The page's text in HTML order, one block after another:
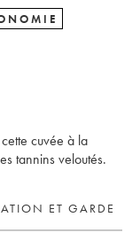
cuvée à la
tannins veloutés.
ET GARDE